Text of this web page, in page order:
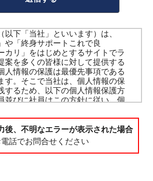
以下「当社」といいます）は、
や「終身サポートこれで良
カリ」をはじめとするサイトでラ
案を多くの皆様に対して提供する
人情報の保護は最優先事項である
す。そこで当社は、個人情報の保
するため、以下の個人情報保護方
並びに社員はこの方針に従い、個
報の取り扱いについて
商品またはサービスへのお申し込
、お客様の個人情報をご提供頂く
後、不明なエラーが表示された場合
電話でお問合せください